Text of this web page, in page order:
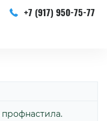
+7 (917) 950-75-77